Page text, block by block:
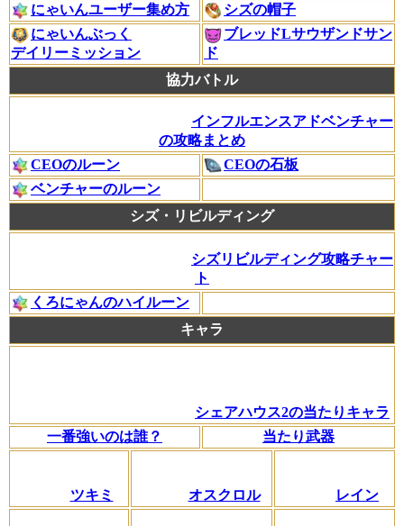
にゃいんユーザー集め方
シズの帽子
にゃいんぶっく
デイリーミッション
ブレッドLサウザンドサン
ド
協力バトル
インフルエンスアドベンチャー
の攻略まとめ
CEOのルーン
CEOの石板
ベンチャーのルーン
シズ・リビルディング
シズリビルディング攻略チャー
ト
くろにゃんのハイルーン
キャラ
シェアハウス2の当たりキャラ
一番強いのは誰？
当たり武器
ツキミ オスクロル レイン